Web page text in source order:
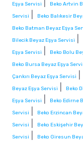
Eşya Servisi
Beko Artvin
Servisi
Beko Balıkesir
Beko Batman Beyaz Eşya
Bilecik Beyaz Eşya Servisi
Eşya Servisi
Beko Bolu
Beko Bursa Beyaz Eşya
Çankırı Beyaz Eşya Servisi
Beyaz Eşya Servisi
Beko
Eşya Servisi
Beko Edirne
Servisi
Beko Erzincan
Servisi
Beko Eskişehir
Servisi
Beko Giresun